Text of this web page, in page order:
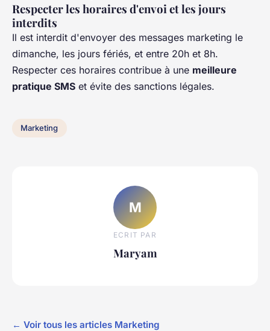
Respecter les horaires d'envoi et les jours
interdits
Il est interdit d'envoyer des messages marketing le
dimanche, les jours fériés, et entre 20h et 8h.
Respecter ces horaires contribue à une meilleure
pratique SMS et évite des sanctions légales.
Marketing
M
ECRIT PAR
Maryam
← Voir tous les articles Marketing